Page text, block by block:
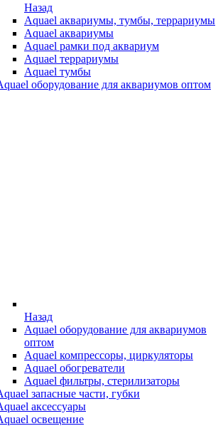
Назад
Aquael аквариумы, тумбы, террариумы
Aquael аквариумы
Aquael рамки под аквариум
Aquael террариумы
Aquael тумбы
оборудование для аквариумов оптом
Назад
Aquael оборудование для аквариумов
оптом
Aquael компрессоры, циркуляторы
Aquael обогреватели
Aquael фильтры, стерилизаторы
запасные части, губки
аксессуары
освещение